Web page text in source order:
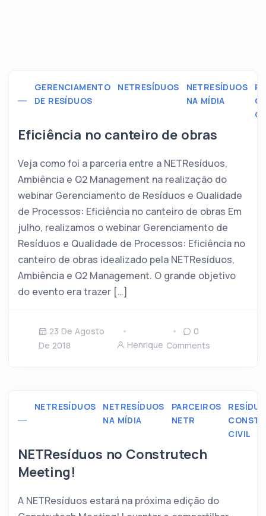
GERENCIAMENTO
DE RESÍDUOS
NETRESÍDUOS
NETRESÍDUOS
NA MÍDIA
Eficiência no canteiro de obras
Veja como foi a parceria entre a NETResíduos,
Ambiência e Q2 Management na realização do
webinar Gerenciamento de Resíduos e Qualidade
de Processos: Eficiência no canteiro de obras Em
julho, realizamos o webinar Gerenciamento de
Resíduos e Qualidade de Processos: Eficiência no
canteiro de obras idealizado pela NETResíduos,
Ambiência e Q2 Management. O grande objetivo
do evento era trazer […]
23 De Agosto
De 2018
Henrique
0
Comments
NETRESÍDUOS
NETRESÍDUOS
NA MÍDIA
PARCEIROS
NETR
CIVIL
NETResíduos no Construtech
Meeting!
A NETResíduos estará na próxima edição do